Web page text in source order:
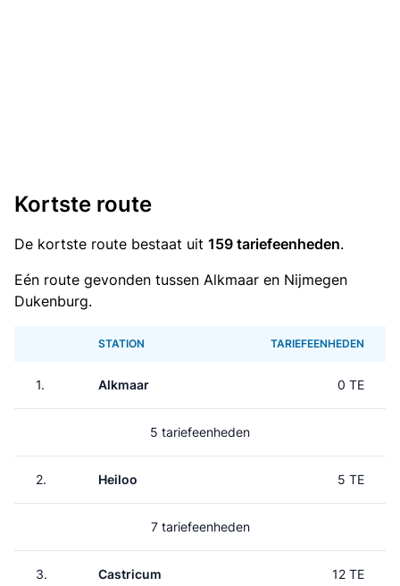
Kortste route
De kortste route bestaat uit 159 tariefeenheden.
Eén route gevonden tussen Alkmaar en Nijmegen
Dukenburg.
STATION TARIEFEENHEDEN
1. Alkmaar 0 TE
5 tariefeenheden
2. Heiloo 5 TE
7 tariefeenheden
3. Castricum 12 TE